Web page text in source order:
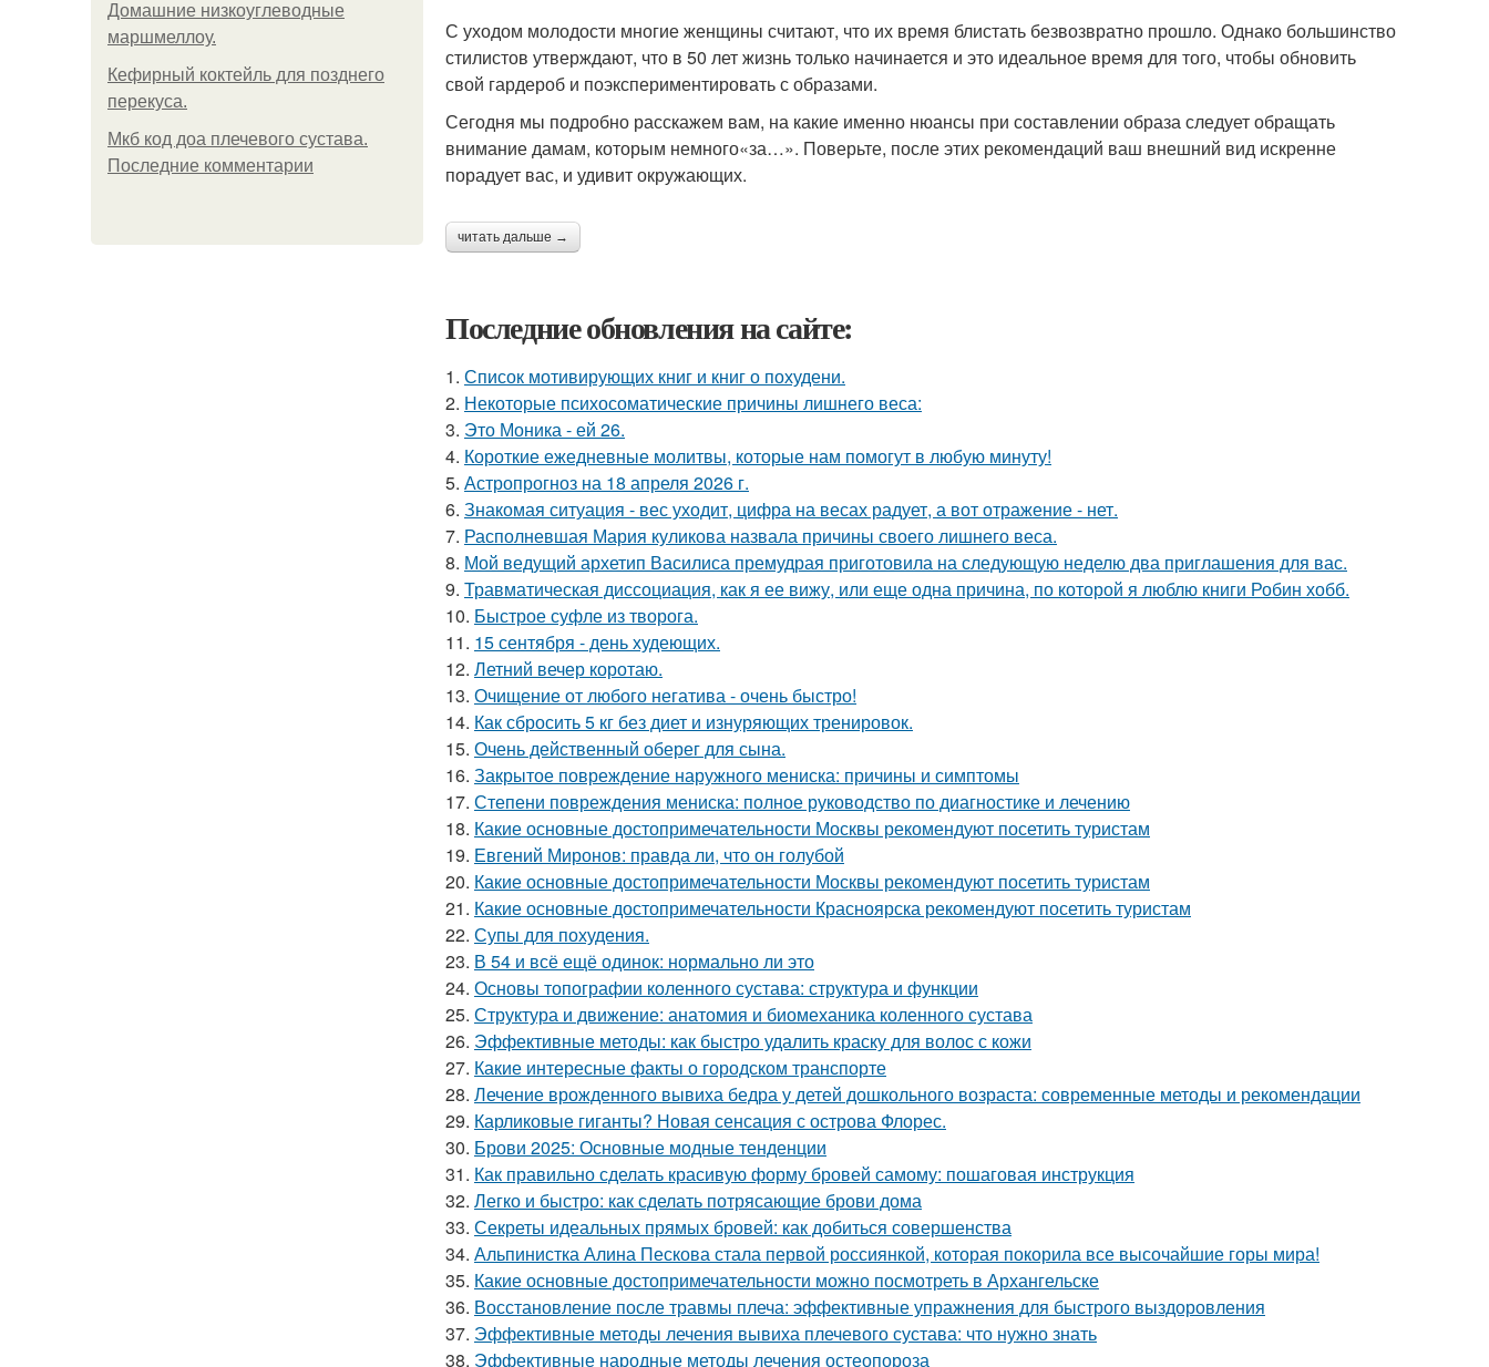
Домашние низкоуглеводные
маршмеллоу.
Кефирный коктейль для позднего
перекуса.
Мкб код доа плечевого сустава.
Последние комментарии
С уходом молодости многие женщины считают, что их время блистать безвозвратно прошло. Однако большинство
стилистов утверждают, что в 50 лет жизнь только начинается и это идеальное время для того, чтобы обновить
свой гардероб и поэкспериментировать с образами.
Сегодня мы подробно расскажем вам, на какие именно нюансы при составлении образа следует обращать
внимание дамам, которым немного«за…». Поверьте, после этих рекомендаций ваш внешний вид искренне
порадует вас, и удивит окружающих.
читать дальше →
Последние обновления на сайте:
1. Список мотивирующих книг и книг о похудени.
2. Некоторые психосоматические причины лишнего веса:
3. Это Моника - ей 26.
4. Короткие ежедневные молитвы, которые нам помогут в любую минуту!
5. Астропрогноз на 18 апреля 2026 г.
6. Знакомая ситуация - вес уходит, цифра на весах радует, а вот отражение - нет.
7. Располневшая Мария куликова назвала причины своего лишнего веса.
8. Мой ведущий архетип Василиса премудрая приготовила на следующую неделю два приглашения для вас.
9. Травматическая диссоциация, как я ее вижу, или еще одна причина, по которой я люблю книги Робин хобб.
10. Быстрое суфле из творога.
11. 15 сентября - день худеющих.
12. Летний вечер коротаю.
13. Очищение от любого негатива - очень быстро!
14. Как сбросить 5 кг без диет и изнуряющих тренировок.
15. Очень действенный оберег для сына.
16. Закрытое повреждение наружного мениска: причины и симптомы
17. Степени повреждения мениска: полное руководство по диагностике и лечению
18. Какие основные достопримечательности Москвы рекомендуют посетить туристам
19. Евгений Миронов: правда ли, что он голубой
20. Какие основные достопримечательности Москвы рекомендуют посетить туристам
21. Какие основные достопримечательности Красноярска рекомендуют посетить туристам
22. Супы для похудения.
23. В 54 и всё ещё одинок: нормально ли это
24. Основы топографии коленного сустава: структура и функции
25. Структура и движение: анатомия и биомеханика коленного сустава
26. Эффективные методы: как быстро удалить краску для волос с кожи
27. Какие интересные факты о городском транспорте
28. Лечение врожденного вывиха бедра у детей дошкольного возраста: современные методы и рекомендации
29. Карликовые гиганты? Новая сенсация с острова Флорес.
30. Брови 2025: Основные модные тенденции
31. Как правильно сделать красивую форму бровей самому: пошаговая инструкция
32. Легко и быстро: как сделать потрясающие брови дома
33. Секреты идеальных прямых бровей: как добиться совершенства
34. Альпинистка Алина Пескова стала первой россиянкой, которая покорила все высочайшие горы мира!
35. Какие основные достопримечательности можно посмотреть в Архангельске
36. Восстановление после травмы плеча: эффективные упражнения для быстрого выздоровления
37. Эффективные методы лечения вывиха плечевого сустава: что нужно знать
38. Эффективные народные методы лечения остеопороза